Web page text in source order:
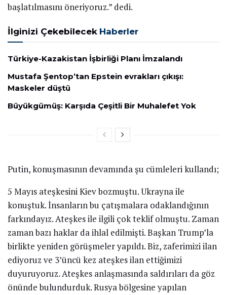
başlatılmasını öneriyoruz.” dedi.
İlginizi Çekebilecek Haberler
Türkiye-Kazakistan İşbirliği Planı İmzalandı
Mustafa Şentop’tan Epstein evrakları çıkışı:
Maskeler düştü
Büyükgümüş: Karşıda Çeşitli Bir Muhalefet Yok
Putin, konuşmasının devamında şu cümleleri kullandı;
5 Mayıs ateşkesini Kiev bozmuştu. Ukrayna ile
konuştuk. İnsanların bu çatışmalara odaklandığının
farkındayız. Ateşkes ile ilgili çok teklif olmuştu. Zaman
zaman bazı haklar da ihlal edilmişti. Başkan Trump’la
birlikte yeniden görüşmeler yapıldı. Biz, zaferimizi ilan
ediyoruz ve 3’üncü kez ateşkes ilan ettiğimizi
duyuruyoruz. Ateşkes anlaşmasında saldırıları da göz
önünde bulundurduk. Rusya bölgesine yapılan